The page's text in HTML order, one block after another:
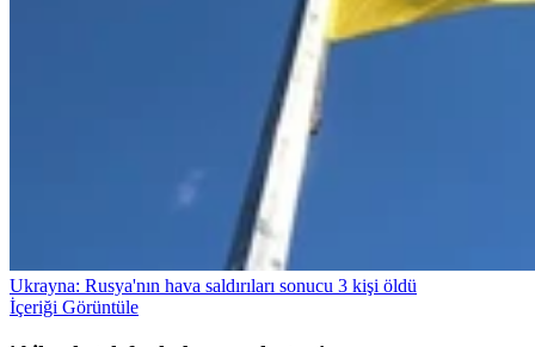
Ukrayna: Rusya'nın hava saldırıları sonucu 3 kişi öldü
İçeriği Görüntüle